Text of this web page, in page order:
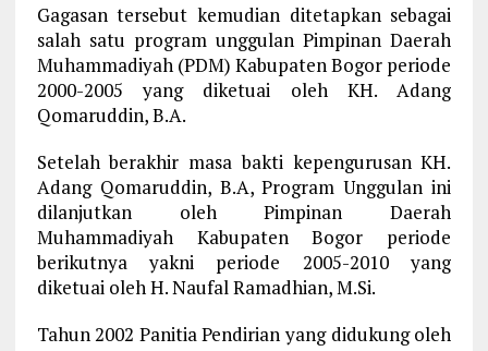
Gagasan tersebut kemudian ditetapkan sebagai
salah satu program unggulan Pimpinan Daerah
Muhammadiyah (PDM) Kabupaten Bogor periode
2000-2005 yang diketuai oleh KH. Adang
Qomaruddin, B.A.
Setelah berakhir masa bakti kepengurusan KH.
Adang Qomaruddin, B.A, Program Unggulan ini
dilanjutkan oleh Pimpinan Daerah
Muhammadiyah Kabupaten Bogor periode
berikutnya yakni periode 2005-2010 yang
diketuai oleh H. Naufal Ramadhian, M.Si.
Tahun 2002 Panitia Pendirian yang didukung oleh